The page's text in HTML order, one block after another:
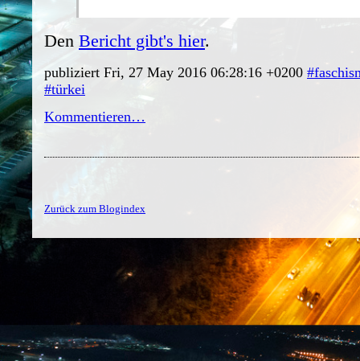
Den Bericht gibt's hier.
publiziert Fri, 27 May 2016 06:28:16 +0200
#türkei
Kommentieren…
Zurück zum Blogindex